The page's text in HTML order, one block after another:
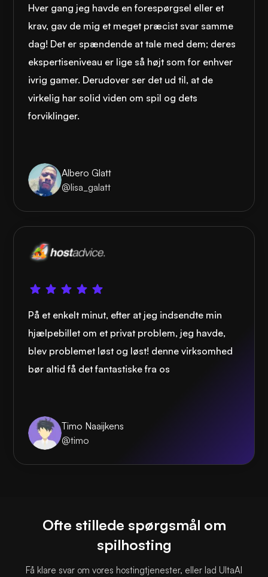
Hver gang jeg havde en forespørgsel eller et
krav, gav de mig et meget præcist svar samme
dag! Det er spændende at tale med dem; deres
ekspertiseniveau er lige så højt som for enhver
ivrig gamer. Derudover ser det ud til, at de
virkelig har solid viden om spil og dets
forviklinger.
Albero Glatt
@lisa_galatt
På et enkelt minut, efter at jeg indsendte min
hjælpebillet om et privat problem, jeg havde,
blev problemet løst og løst! denne virksomhed
bør altid få det fantastiske fra os
Timo Naaijkens
@timo
Ofte stillede spørgsmål om
spilhosting
Få klare svar om vores hostingtjenester, eller lad UltaAI